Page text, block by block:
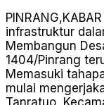
infrastruktur
Membangun
1404/Pinrang
Memasuki
mulai